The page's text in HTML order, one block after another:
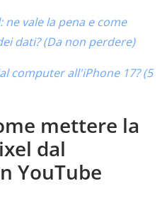
ne vale la pena e come
dati? (Da non perdere)
computer all'iPhone 17? (5
mettere la
dal
YouTube